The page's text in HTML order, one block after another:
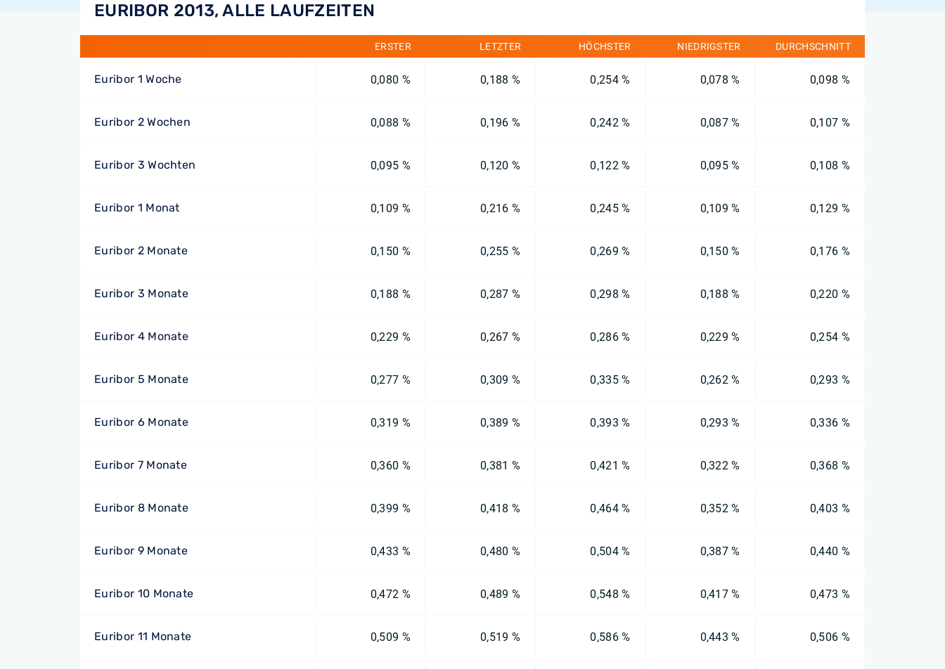
EURIBOR 2013, ALLE LAUFZEITEN
ERSTER LETZTER HÖCHSTER NIEDRIGSTER DURCHSCHNITT
Euribor 1 Woche 0,080 % 0,188 % 0,254 % 0,078 % 0,098 %
Euribor 2 Wochen 0,088 % 0,196 % 0,242 % 0,087 % 0,107 %
Euribor 3 Wochten 0,095 % 0,120 % 0,122 % 0,095 % 0,108 %
Euribor 1 Monat 0,109 % 0,216 % 0,245 % 0,109 % 0,129 %
Euribor 2 Monate 0,150 % 0,255 % 0,269 % 0,150 % 0,176 %
Euribor 3 Monate 0,188 % 0,287 % 0,298 % 0,188 % 0,220 %
Euribor 4 Monate 0,229 % 0,267 % 0,286 % 0,229 % 0,254 %
Euribor 5 Monate 0,277 % 0,309 % 0,335 % 0,262 % 0,293 %
Euribor 6 Monate 0,319 % 0,389 % 0,393 % 0,293 % 0,336 %
Euribor 7 Monate 0,360 % 0,381 % 0,421 % 0,322 % 0,368 %
Euribor 8 Monate 0,399 % 0,418 % 0,464 % 0,352 % 0,403 %
Euribor 9 Monate 0,433 % 0,480 % 0,504 % 0,387 % 0,440 %
Euribor 10 Monate 0,472 % 0,489 % 0,548 % 0,417 % 0,473 %
Euribor 11 Monate 0,509 % 0,519 % 0,586 % 0,443 % 0,506 %